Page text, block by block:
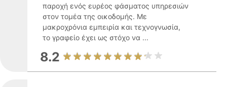
παροχή ενός ευρέος φάσματος υπηρεσιών
στον τομέα της οικοδομής. Με
μακροχρόνια εμπειρία και τεχνογνωσία,
το γραφείο έχει ως στόχο να ...
8.2